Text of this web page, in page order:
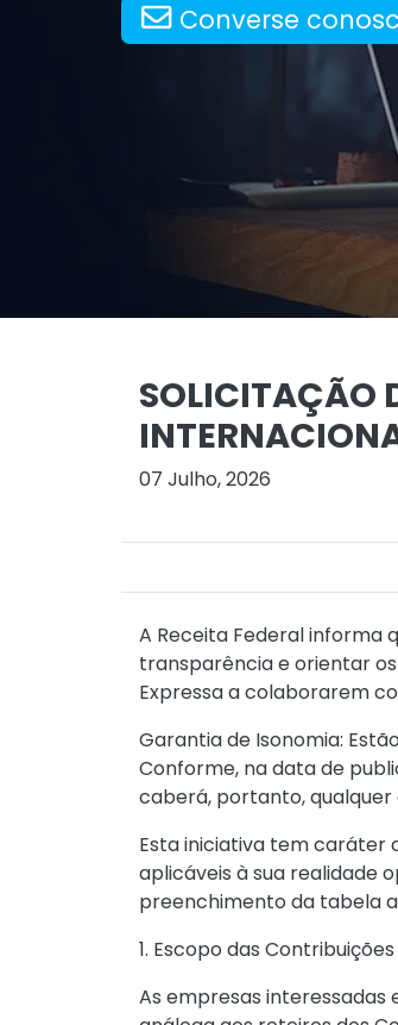
Converse
SOLICITAÇÃO
07 Julho, 2026
A Receita Federal informa
transparência e orientar
Expressa a colaborarem
Garantia de Isonomia:
Conforme, na data de
caberá, portanto,
Esta iniciativa tem caráter
aplicáveis à sua realidade
preenchimento da tabela
1. Escopo das
As empresas